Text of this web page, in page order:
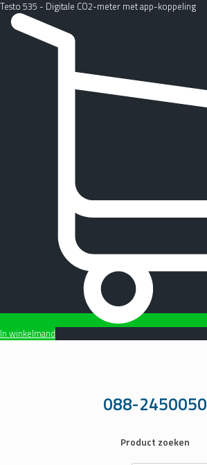
Testo 535 - Digitale CO2-meter met app-koppeling
In winkelmand
088-2450050
Product zoeken